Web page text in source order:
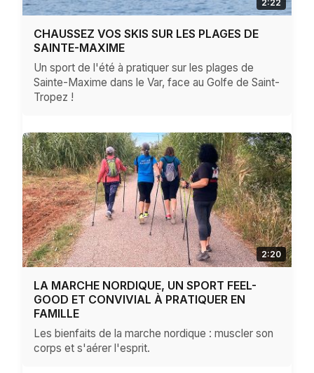
2:22
CHAUSSEZ VOS SKIS SUR LES PLAGES DE
SAINTE-MAXIME
Un sport de l'été à pratiquer sur les plages de
Sainte-Maxime dans le Var, face au Golfe de Saint-
Tropez !
2:20
LA MARCHE NORDIQUE, UN SPORT FEEL-
GOOD ET CONVIVIAL À PRATIQUER EN
FAMILLE
Les bienfaits de la marche nordique : muscler son
corps et s'aérer l'esprit.